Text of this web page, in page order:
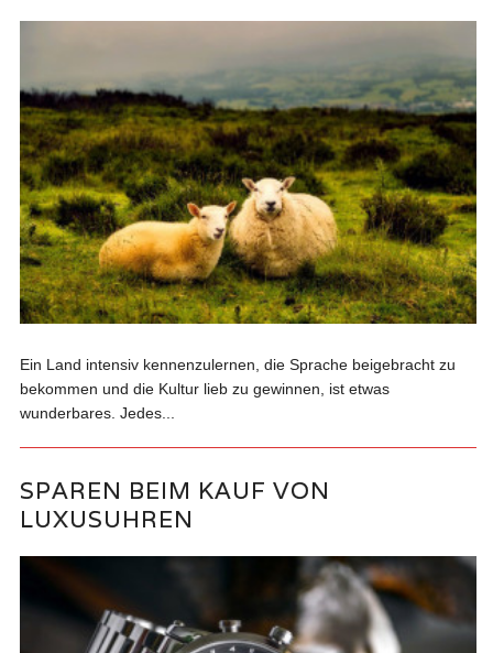
Ein Land intensiv kennenzulernen, die Sprache beigebracht zu
bekommen und die Kultur lieb zu gewinnen, ist etwas
wunderbares. Jedes...
SPAREN BEIM KAUF VON
LUXUSUHREN